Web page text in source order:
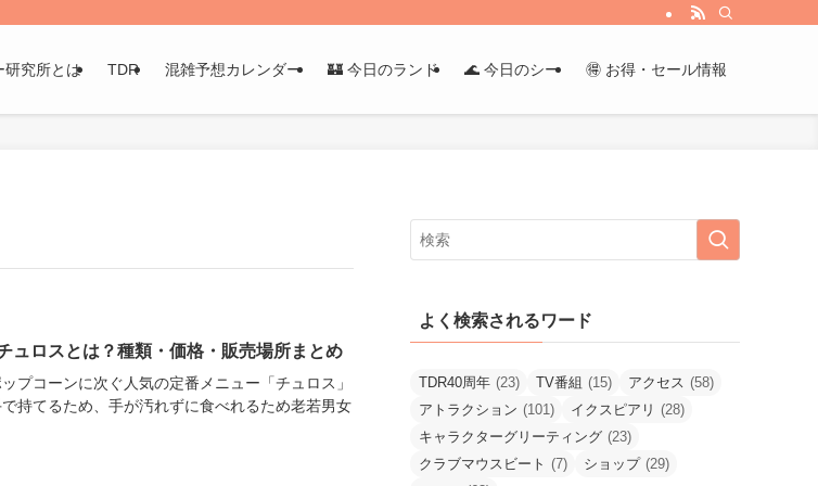
研究所とは TDR 混雑予想カレンダー 🏰 今日のランド 🌊 今日のシー 🉐 お得・セール情報
ュロスとは？種類・価格・販売場所まとめ
プコーンに次ぐ人気の定番メニュー「チュロス」
持てるため、手が汚れずに食べれるため老若男女
よく検索されるワード
TDR40周年 (23) TV番組 (15) アクセス (58)
アトラクション (101) イクスピアリ (28)
キャラクターグリーティング (23)
クラブマウスビート (7) ショップ (29)